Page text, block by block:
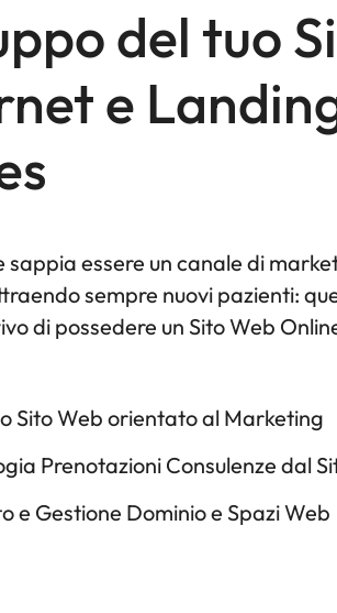
del tuo
e
sappia essere un canale di
sempre nuovi pazienti:
di possedere un Sito Web
Sito Web orientato al Marketing
Prenotazioni Consulenze dal
e Gestione Dominio e Spazi Web